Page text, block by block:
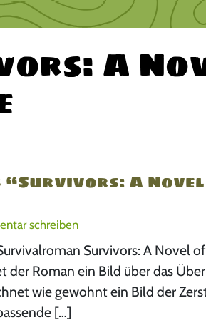
A
“Survivors: A
schreiben
Survivors: A Novel
Roman ein Bild über das
wie gewohnt ein Bild der
[…]